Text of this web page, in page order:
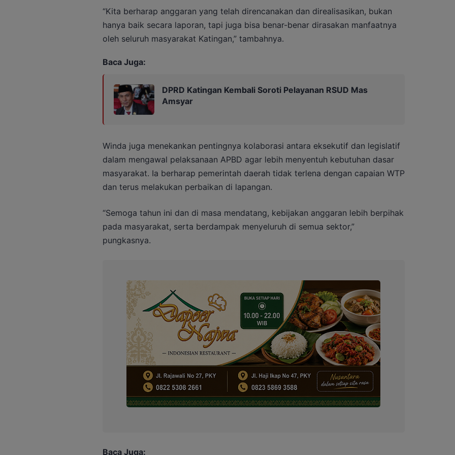
“Kita berharap anggaran yang telah direncanakan dan direalisasikan, bukan
hanya baik secara laporan, tapi juga bisa benar-benar dirasakan manfaatnya
oleh seluruh masyarakat Katingan,” tambahnya.
Baca Juga:
DPRD Katingan Kembali Soroti Pelayanan RSUD Mas
Amsyar
Winda juga menekankan pentingnya kolaborasi antara eksekutif dan legislatif
dalam mengawal pelaksanaan APBD agar lebih menyentuh kebutuhan dasar
masyarakat. Ia berharap pemerintah daerah tidak terlena dengan capaian WTP
dan terus melakukan perbaikan di lapangan.
“Semoga tahun ini dan di masa mendatang, kebijakan anggaran lebih berpihak
pada masyarakat, serta berdampak menyeluruh di semua sektor,”
pungkasnya.
Baca Juga: